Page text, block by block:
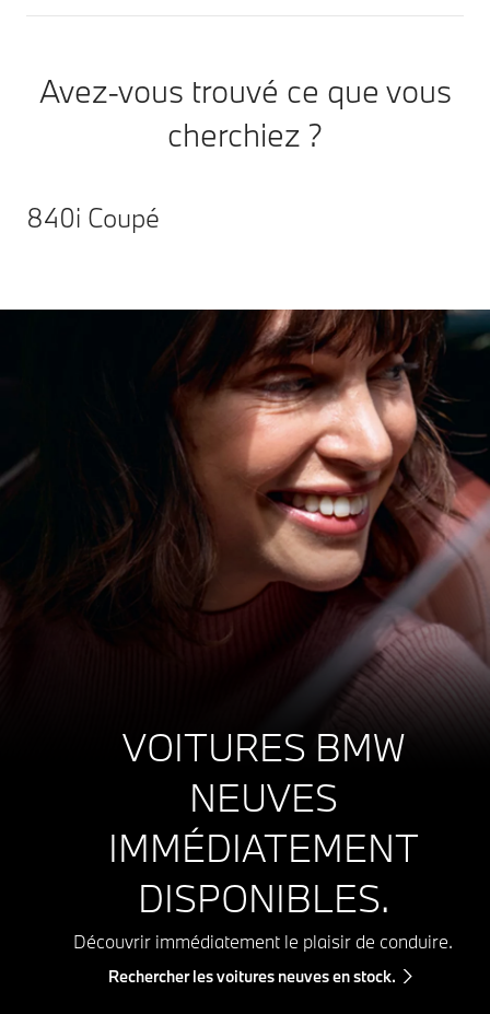
Avez-vous trouvé ce que vous
cherchiez ?
840i Coupé
VOITURES BMW
NEUVES
IMMÉDIATEMENT
DISPONIBLES.
Découvrir immédiatement le plaisir de conduire.
Rechercher les voitures neuves en stock.